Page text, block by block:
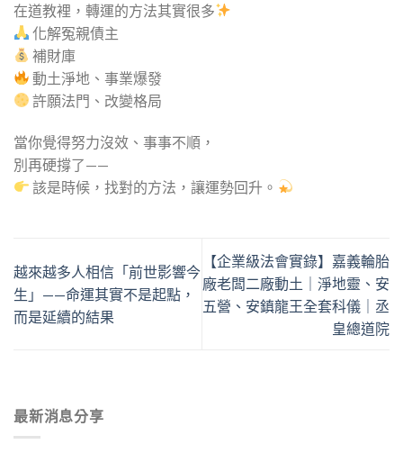
在道教裡，轉運的方法其實很多
化解冤親債主
補財庫
動土淨地、事業爆發
許願法門、改變格局
當你覺得努力沒效、事事不順，
別再硬撐了——
該是時候，找對的方法，讓運勢回升。
越來越多人相信「前世影響今
生」——命運其實不是起點，
而是延續的結果
【企業級法會實錄】嘉義輪胎
廠老闆二廠動土｜淨地靈、安
五營、安鎮龍王全套科儀｜丞
皇總道院
最新消息分享